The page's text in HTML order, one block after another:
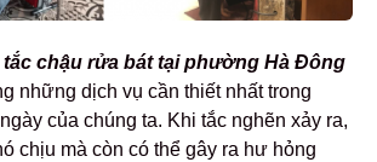
chậu rửa bát tại phường Hà Đông
những dịch vụ cần thiết nhất trong
của chúng ta. Khi tắc nghẽn xảy ra,
chịu mà còn có thể gây ra hư hỏng